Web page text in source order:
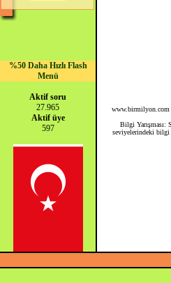
%50 Daha Hızlı Flash
Menü
Aktif soru
27.965
Aktif üye
597
www.birmilyon.com
Bilgi Yarışması:
seviyelerindeki bilgi